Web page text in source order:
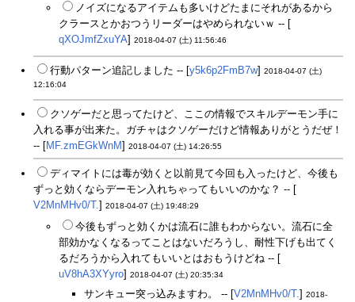
ノイズになるアイテムも多いけどたまにそれがあるから
クラースとかおつうリーダーはやめられないｗ -- [
qXOJmfZxuYA] 2018-04-07 (土) 11:56:46
行動パターン追記しました -- [y5k6p2FmB7w] 2018-04-07 (土)
12:16:04
クソゲーだと思ってたけど、ここの情報でスキルデーモン手に
入れる事が出来た。ガチャはクソゲーだけど情報ありがとうだぜ！
-- [MF.zmEGkWnM] 2018-04-07 (土) 14:26:55
ディマイトには毒が効くと以前見て今回も入ったけど、今後も
ずっと効くならデーモン入れちゃってもいいのかな？ -- [
V2MnMHv0/T. ] 2018-04-07 (土) 19:48:29
今後もずっと効くかは流石に誰もわからない。流石に全
部効かなくなるってことはないだろうし、耐性下げも出てく
るだろうから入れてもいいとはおもうけどね -- [
uV8hA3XYyro] 2018-04-07 (土) 20:35:34
サンキュー突っ込みますわ。 -- [V2MnMHv0/T. ] 2018-